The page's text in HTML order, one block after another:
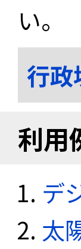
い。
行政
利用
デ
太